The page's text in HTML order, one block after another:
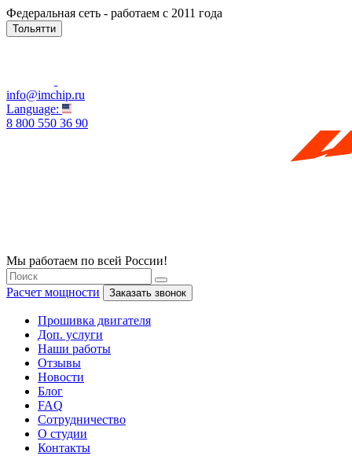
Федеральная сеть - работаем с 2011 года
Тольятти
info@imchip.ru
Language:
8 800 550 36 90
Мы работаем по всей России!
Расчет мощности Заказать звонок
Прошивка двигателя
Доп. услуги
Наши работы
Отзывы
Новости
Блог
FAQ
Сотрудничество
О студии
Контакты